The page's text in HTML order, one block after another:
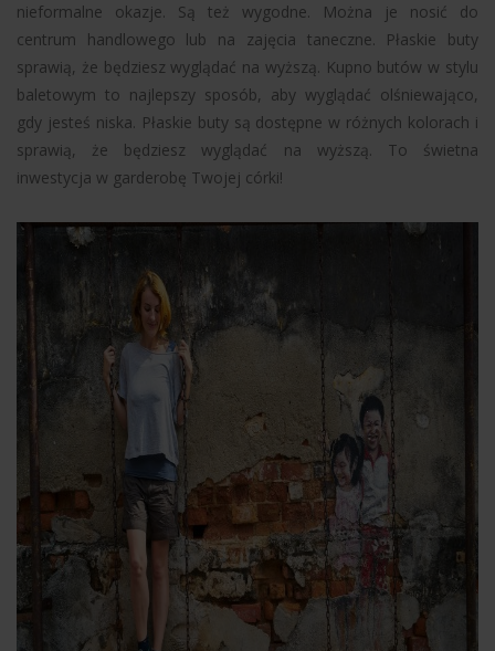
nieformalne okazje. Są też wygodne. Można je nosić do
centrum handlowego lub na zajęcia taneczne. Płaskie buty
sprawią, że będziesz wyglądać na wyższą. Kupno butów w stylu
baletowym to najlepszy sposób, aby wyglądać olśniewająco,
gdy jesteś niska. Płaskie buty są dostępne w różnych kolorach i
sprawią, że będziesz wyglądać na wyższą. To świetna
inwestycja w garderobę Twojej córki!